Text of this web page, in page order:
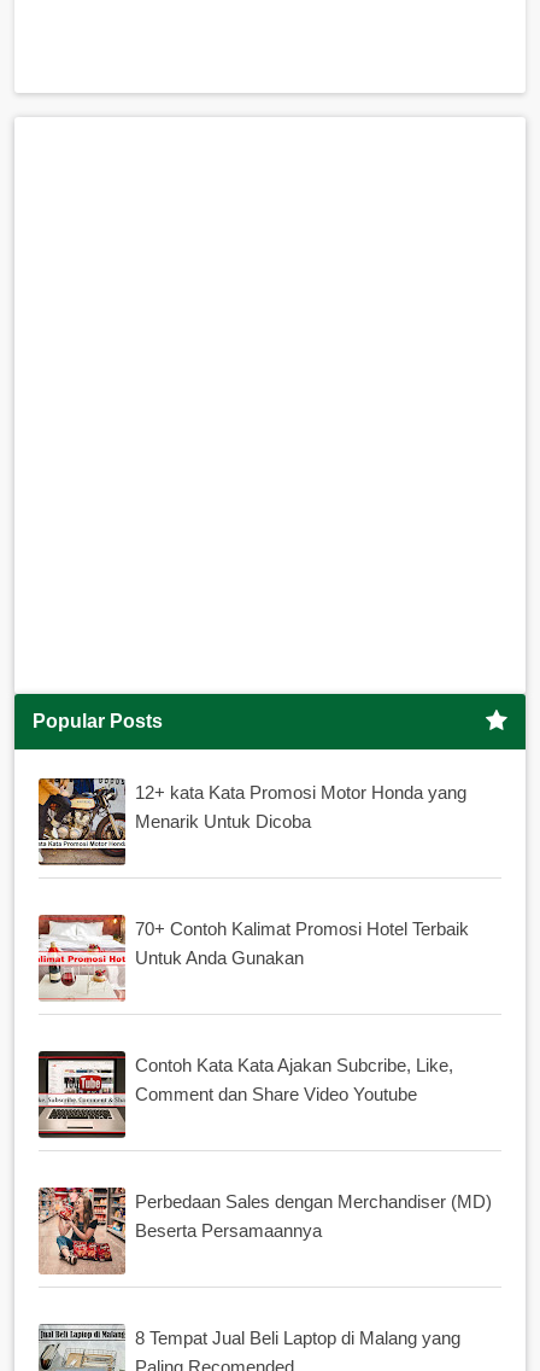
Popular Posts
12+ kata Kata Promosi Motor Honda yang
Menarik Untuk Dicoba
70+ Contoh Kalimat Promosi Hotel Terbaik
Untuk Anda Gunakan
Contoh Kata Kata Ajakan Subcribe, Like,
Comment dan Share Video Youtube
Perbedaan Sales dengan Merchandiser (MD)
Beserta Persamaannya
8 Tempat Jual Beli Laptop di Malang yang